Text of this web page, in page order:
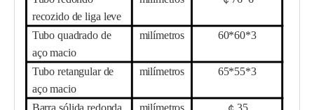
recozido de liga leve
Tubo quadrado de
aço macio
milímetros 60*60*3
Tubo retangular de
aço macio
milímetros 65*55*3